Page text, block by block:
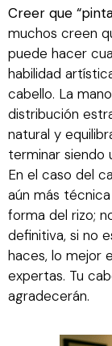
Creer que
muchos creen
puede hacer
habilidad
cabello. La
distribución
natural y
terminar siendo
En el caso del
aún más
forma del rizo;
definitiva, si no
haces, lo mejor
expertas. Tu
agradecerán.